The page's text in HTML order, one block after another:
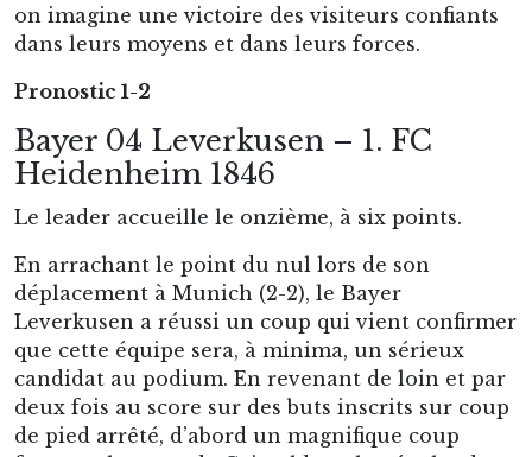
on imagine une victoire des visiteurs confiants
dans leurs moyens et dans leurs forces.
Pronostic 1-2
Bayer 04 Leverkusen – 1. FC
Heidenheim 1846
Le leader accueille le onzième, à six points.
En arrachant le point du nul lors de son
déplacement à Munich (2-2), le Bayer
Leverkusen a réussi un coup qui vient confirmer
que cette équipe sera, à minima, un sérieux
candidat au podium. En revenant de loin et par
deux fois au score sur des buts inscrits sur coup
de pied arrêté, d’abord un magnifique coup